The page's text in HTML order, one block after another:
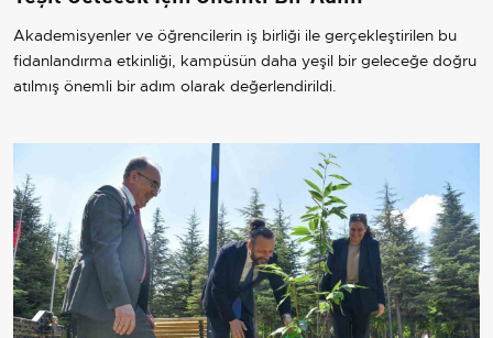
Akademisyenler ve öğrencilerin iş birliği ile gerçekleştirilen bu
fidanlandırma etkinliği, kampüsün daha yeşil bir geleceğe doğru
atılmış önemli bir adım olarak değerlendirildi.